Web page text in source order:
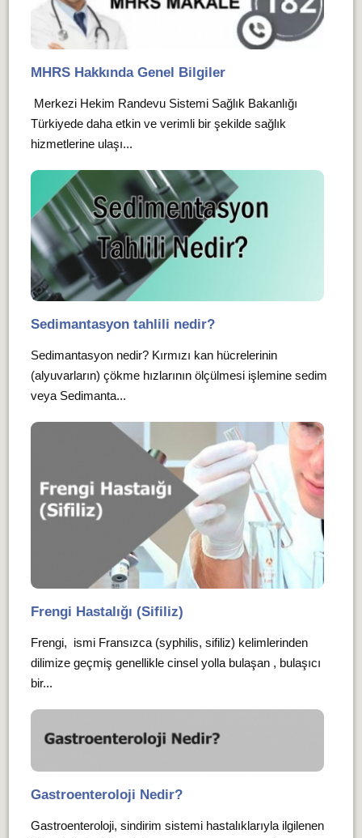
MHRS Hakkında Genel Bilgiler
Merkezi Hekim Randevu Sistemi Sağlık Bakanlığı
Türkiyede daha etkin ve verimli bir şekilde sağlık
hizmetlerine ulaşı...
Sedimantasyon tahlili nedir?
Sedimantasyon nedir? Kırmızı kan hücrelerinin
(alyuvarların) çökme hızlarının ölçülmesi işlemine sedim
veya Sedimanta...
Frengi Hastalığı (Sifiliz)
Frengi, ismi Fransızca (syphilis, sifiliz) kelimlerinden
dilimize geçmiş genellikle cinsel yolla bulaşan , bulaşıcı
bir...
Gastroenteroloji Nedir?
Gastroenteroloji, sindirim sistemi hastalıklarıyla ilgilenen